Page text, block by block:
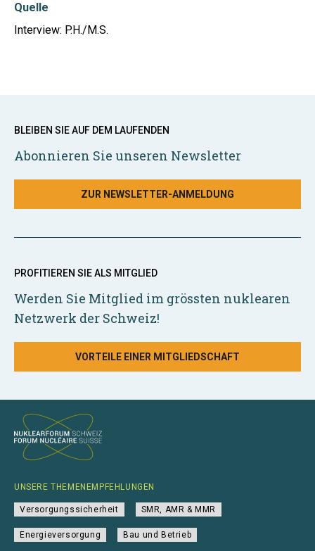
Quelle
Interview: P.H./M.S.
BLEIBEN SIE AUF DEM LAUFENDEN
Abonnieren Sie unseren Newsletter
ZUR NEWSLETTER-ANMELDUNG
PROFITIEREN SIE ALS MITGLIED
Werden Sie Mitglied im grössten nuklearen
Netzwerk der Schweiz!
VORTEILE EINER MITGLIEDSCHAFT
UNSERE THEMENEMPFEHLUNGEN
Versorgungssicherheit SMR, AMR & MMR
Energieversorgung Bau und Betrieb